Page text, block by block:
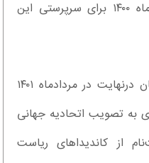
کرد تا رسول هاشم‌کندی در مهرماه ۱۴۰۰ برای سرپرستی این
با رایزنی مسئولان ورزش کشورمان درنهایت در مردادماه ۱۴۰۱
به تصویب اتحادیه جهانی
از کاندیداهای ریاست